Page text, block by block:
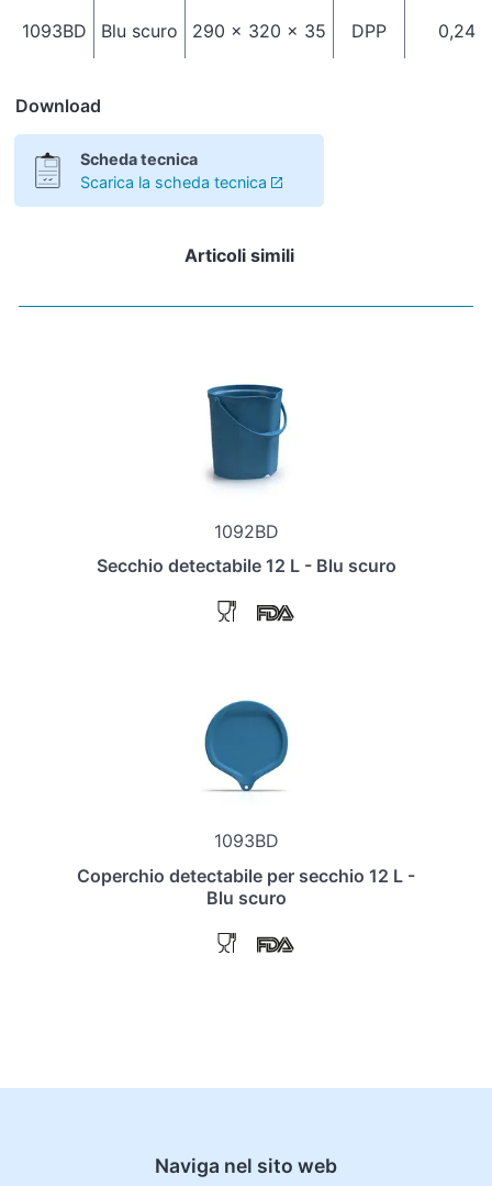
1093BD Blu scuro 290 x 320 x 35 DPP 0,240
Download
Scheda tecnica
Scarica la scheda tecnica
Articoli simili
1092BD
Secchio detectabile 12 L - Blu scuro
1093BD
Coperchio detectabile per secchio 12 L -
Blu scuro
Naviga nel sito web